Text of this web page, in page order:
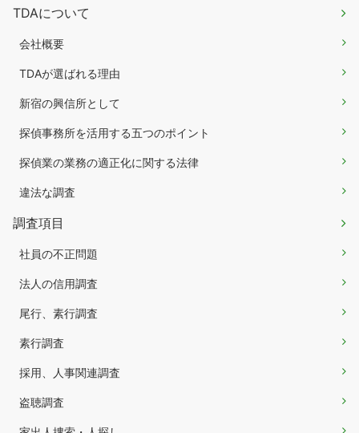
TDAについて
会社概要
TDAが選ばれる理由
新宿の興信所として
探偵事務所を活用する五つのポイント
探偵業の業務の適正化に関する法律
違法な調査
調査項目
社員の不正問題
法人の信用調査
尾行、素行調査
素行調査
採用、人事関連調査
盗聴調査